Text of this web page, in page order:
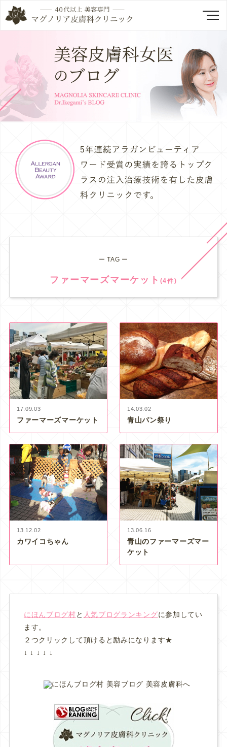
ー TAG ー
ファーマーズマーケット (4件)
17.09.03
ファーマーズマーケット
14.03.02
青山パン祭り
13.12.02
カワイコちゃん
13.06.16
青山のファーマーズマー
ケット
にほんブログ村と 人気ブログランキングに参加してい
ます。
２つクリックして頂けると励みになります★
↓ ↓ ↓ ↓ ↓